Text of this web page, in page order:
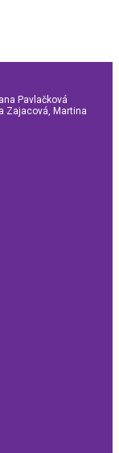
Pavlačková
Zajacová, Martina